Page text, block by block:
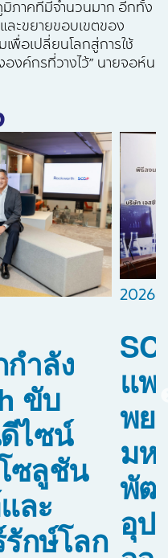
ภาคที่มีจำนวนมาก อีกทั้ง
ละขยายขอบเขตของ
พื่อเปลี่ยนโลกสู่การใช้
งค์กรที่วางไว้” นายจอห์น
ำลัง
ขับ
ไซน์
ซลูชัน
ละ
รักษ์โลก
2026-
แพ
พย
มห
พัฒ
อุป